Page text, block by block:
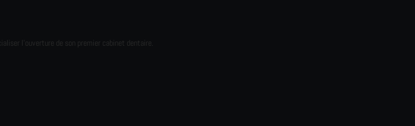
l'ouverture de son premier cabinet dentaire.